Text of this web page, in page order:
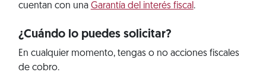
cuentan con una Garantía del interés fiscal .
¿Cuándo lo puedes solicitar?
En cualquier momento, tengas o no acciones fiscales
de cobro.